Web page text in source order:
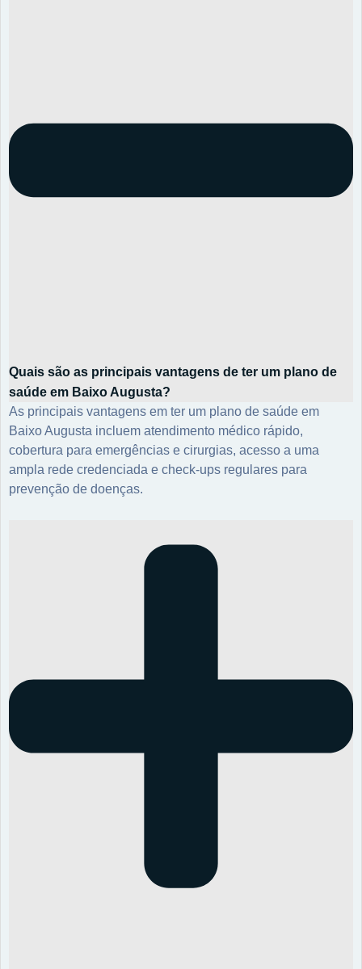
Quais são as principais vantagens de ter um plano de
saúde em Baixo Augusta?
As principais vantagens em ter um plano de saúde em
Baixo Augusta incluem atendimento médico rápido,
cobertura para emergências e cirurgias, acesso a uma
ampla rede credenciada e check-ups regulares para
prevenção de doenças.